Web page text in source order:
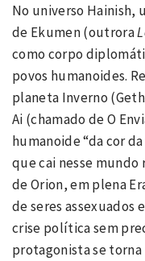
No universo Hainish,
de Ekumen (outrora
como corpo
povos humanoides.
planeta Inverno
Ai (chamado de O
humanoide “da cor
que cai nesse
de Orion, em plena
de seres assexuados
crise política sem
protagonista se